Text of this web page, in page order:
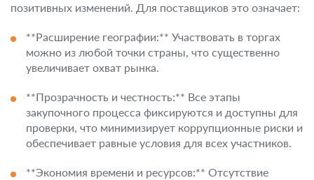
позитивных изменений. Для поставщиков это означает:
**Расширение географии:** Участвовать в торгах
можно из любой точки страны, что существенно
увеличивает охват рынка.
**Прозрачность и честность:** Все этапы
закупочного процесса фиксируются и доступны для
проверки, что минимизирует коррупционные риски и
обеспечивает равные условия для всех участников.
**Экономия времени и ресурсов:** Отсутствие